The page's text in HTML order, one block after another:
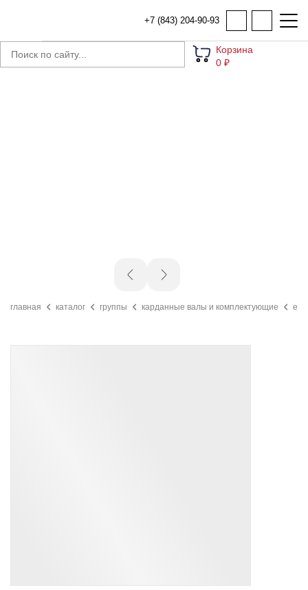
+7 (843) 204-90-93
Корзина
0 ₽
главная каталог группы карданные валы и комплектующие